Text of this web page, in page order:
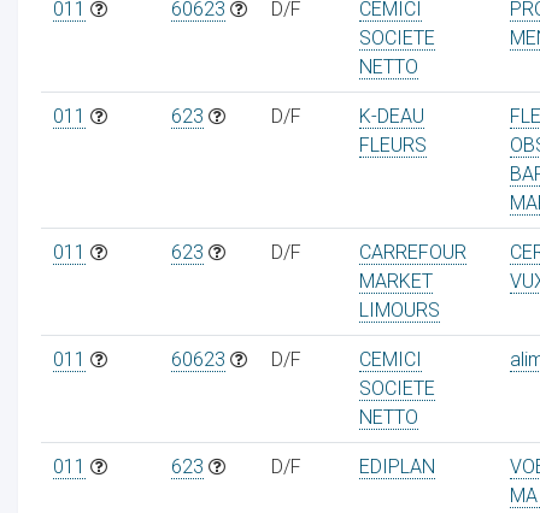
011 60623 D/F
CEMICI
SOCIETE
NETTO
011 623 D/F
K-DEAU
FLEURS
011 623 D/F
CARREFOUR
MARKET
LIMOURS
011 60623 D/F
CEMICI
SOCIETE
NETTO
011 623 D/F EDIPLAN